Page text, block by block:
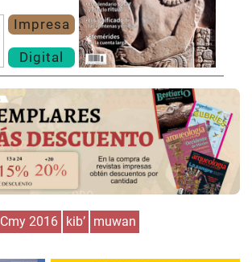
Impresa
Digital
Cmy 2016 kib’ muwan